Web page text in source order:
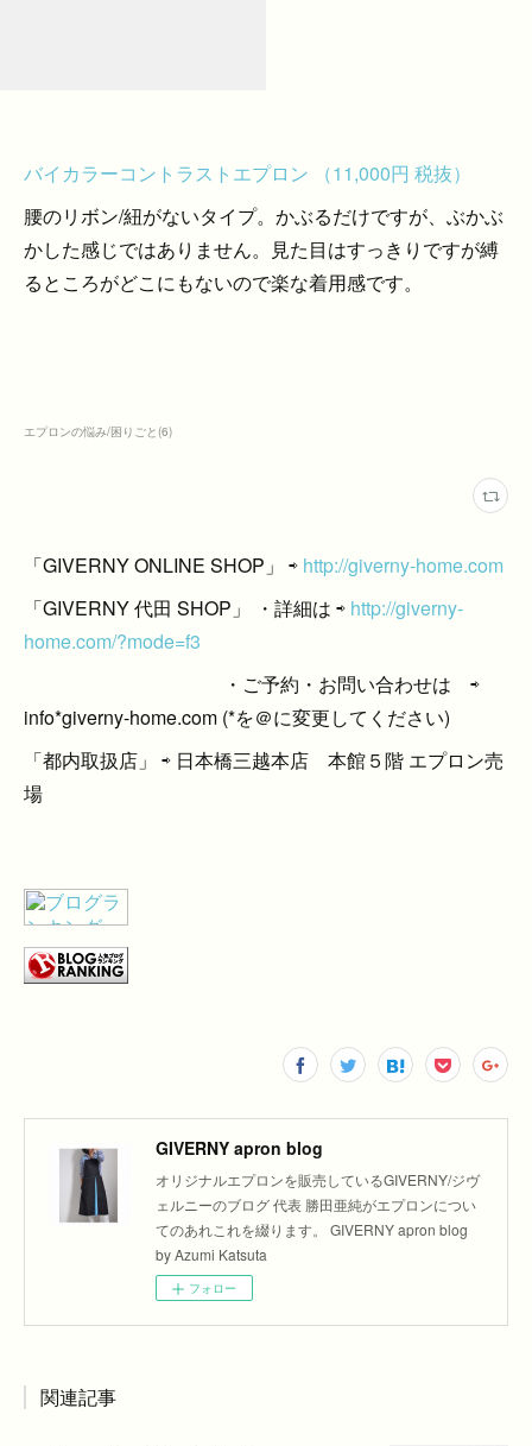
バイカラーコントラストエプロン （11,000円 税抜）
腰のリボン/紐がないタイプ。かぶるだけですが、ぶかぶ
かした感じではありません。見た目はすっきりですが縛
るところがどこにもないので楽な着用感です。
エプロンの悩み/困りごと(6)
「GIVERNY ONLINE SHOP」 ⇨ http://giverny-home.com
「GIVERNY 代田 SHOP」 ・詳細は ⇨ http://giverny-
home.com/?mode=f3
・ご予約・お問い合わせは ⇨
info*giverny-home.com (*を＠に変更してください)
「都内取扱店」 ⇨ 日本橋三越本店 本館５階 エプロン売
場
GIVERNY apron blog
オリジナルエプロンを販売しているGIVERNY/ジヴ
ェルニーのブログ 代表 勝田亜純がエプロンについ
てのあれこれを綴ります。 GIVERNY apron blog
by Azumi Katsuta
フォロー
関連記事